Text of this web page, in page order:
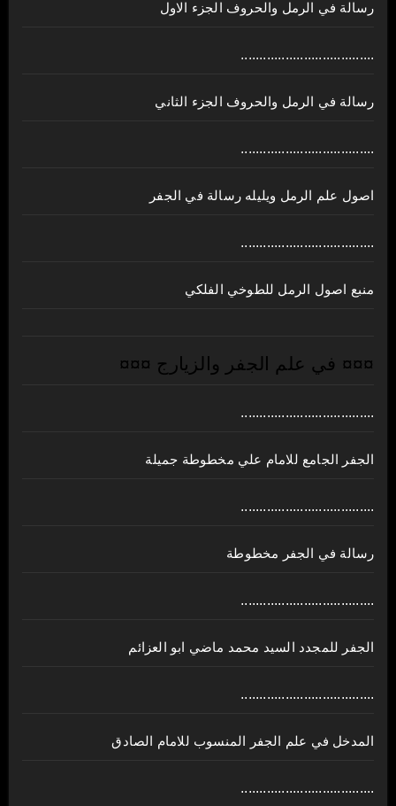
رسالة في الرمل والحروف الجزء الاول
....................................
رسالة في الرمل والحروف الجزء الثاني
....................................
اصول علم الرمل ويليله رسالة في الجفر
....................................
منبع اصول الرمل للطوخي الفلكي
¤¤¤ في علم الجفر والزيارج ¤¤¤
....................................
الجفر الجامع للامام علي مخطوطة جميلة
....................................
رسالة في الجفر مخطوطة
....................................
الجفر للمجدد السيد محمد ماضي ابو العزائم
....................................
المدخل في علم الجفر المنسوب للامام الصادق
....................................